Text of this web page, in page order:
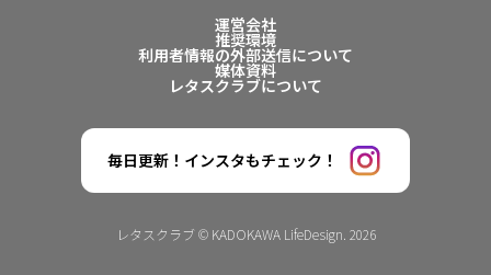
運営会社
推奨環境
利用者情報の外部送信について
媒体資料
レタスクラブについて
毎日更新！インスタもチェック！
レタスクラブ © KADOKAWA LifeDesign. 2026